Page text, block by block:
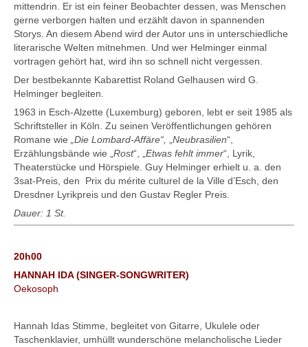
mittendrin. Er ist ein feiner Beobachter dessen, was Menschen
gerne verborgen halten und erzählt davon in spannenden
Storys. An diesem Abend wird der Autor uns in unterschiedliche
literarische Welten mitnehmen. Und wer Helminger einmal
vortragen gehört hat, wird ihn so schnell nicht vergessen.
Der bestbekannte Kabarettist Roland Gelhausen wird G.
Helminger begleiten.
1963 in Esch-Alzette (Luxemburg) geboren, lebt er seit 1985 als
Schriftsteller in Köln. Zu seinen Veröffentlichungen gehören
Romane wie
„Die Lombard-Affäre“, Neubrasilien“,
Erzählungsbände wie „ Rost“, „ Etwas fehlt immer“, Lyrik,
Theaterstücke und Hörspiele. Guy Helminger erhielt u. a. den
3sat-Preis, den Prix du mérite culturel de la Ville d’Esch, den
Dresdner Lyrikpreis und den Gustav Regler Preis.
Dauer: 1 St.
20h00
HANNAH IDA (SINGER-SONGWRITER)
Oekosoph
Hannah Idas Stimme, begleitet von Gitarre, Ukulele oder
Taschenklavier, umhüllt wunderschöne melancholische Lieder